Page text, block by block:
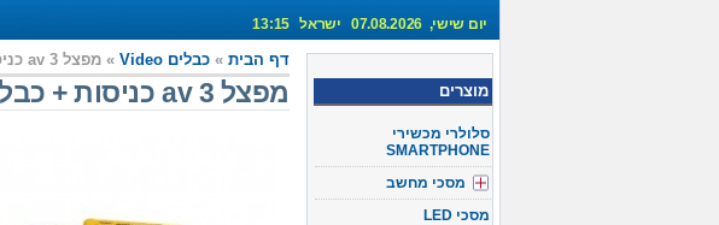
יום שישי, 07.08.2026 ישראל 13:15
דף הבית » כבלים Video » מפצל 3 av כניסות + כבל
מפצל 3 av כניסות + כבל מוצרים
סלולרי מכשירי
SMARTPHONE
מסכי מחשב
מסכי LED